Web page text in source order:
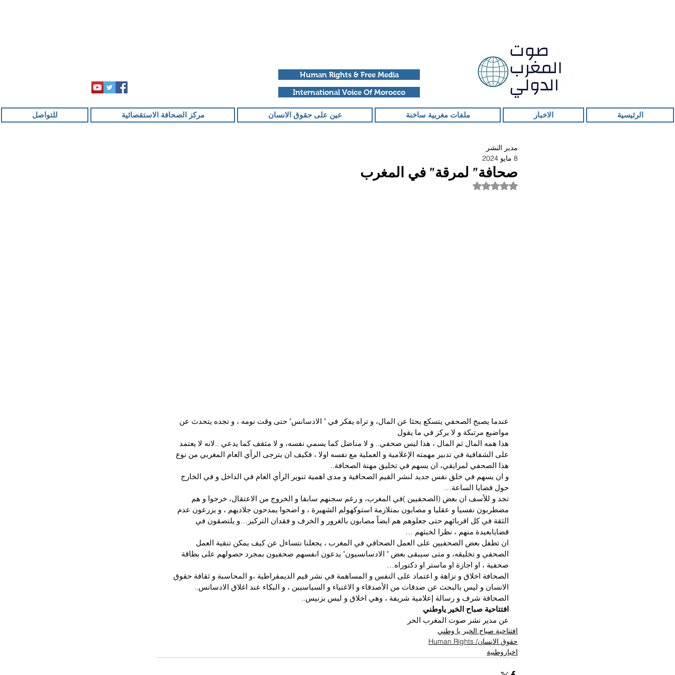
Human Rights & Free Media
International Voice Of Morocco
الرئيسية الاخبار ملفات مغربية ساخنة عين على حقوق الانسان مركز الصحافة الاستقصائية للتواصل
صحافة" لمرقة" في المغرب
مدير النشر
8 مايو 2024
تم التقييم بـ ليس رقمًا من أصل 5 نجوم.
عندما يصبح الصحفي يتسكع بحثا عن المال، و تراه يفكر في " الادسانس" حتى وقت نومه ، و تجده يتحدث عن
مواضيع مرتبكة و لا يركز في ما يقول
هذا همه المال ثم المال ، هذا ليس صحفي.. و لا مناضل كما يسمي نفسه، و لا مثقف كما يدعي ..لانه لا يعتمد
على الشفافية في تدبير مهمته الإعلامية و العملية مع نفسه اولا ، فكيف ان يترجى الرأي العام المغربي من نوع
هذا الصحفي لمرايقي، ان يسهم في تخليق مهنة الصحافة..
و ان يسهم في خلق نفس جديد لنشر القيم الصحافية و مدى اهمية تنوير الرأي العام في الداخل و في الخارج
حول قضايا الساعة…
تجد و للأسف ان بعض (الصحفيين )في المغرب، و رغم سجنهم سابقا و الخروج من الاعتقال، خرجوا و هم
مضطربون نفسيا و عقليا و مصابون بمتلازمة استوكهولم الشهيرة ، و اضحوا يمدحون جلاديهم ، و يزرعون عدم
الثقة في كل اقربائهم حتى جعلوهم هم ايضاً مصابون بالغرور و الخرف و فقدان التركيز…و يلتصقون في
قضايابعيدة منهم ، نظرا لخبثهم …
ان تطفل بعض الصحفيين على العمل الصحافي في المغرب ، يجعلنا نتساءل عن كيف يمكن تنقية العمل
الصحفي و تخليقه، و متى سيبقى بعض " الادسانسيون" يدعون انفسهم صحفيون بمجرد حصولهم على بطاقة
صحفية ، او اجازة او ماستر او دكتوراه…
الصحافة اخلاق و نزاهة و اعتماد على النفس و المساهمة في نشر قيم الديمقراطية ،و المحاسبة و ثقافة حقوق
الانسان و ليس بالبحث عن صدقات من الأصدقاء و الاغنياء و السياسيين ، و البكاء عند اغلاق الادسانس..
الصحافة شرف و رسالة إعلامية شريفة ، وهي اخلاق و ليس بزنيس..
افتتاحية صباح الخير ياوطني
عن مدير نشر صوت المغرب الحر
افتتاحية صباح الخير يا وطني
حقوق الانسان/ Human Rights
اخباروطنية